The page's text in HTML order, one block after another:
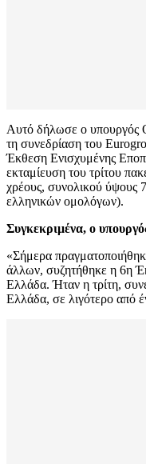
Αυτό δήλωσε ο υπουργός
τη συνεδρίαση του
Έκθεση Ενισχυμένης
εκταμίευση του τρίτου
χρέους, συνολικού ύψους
ελληνικών ομολόγων).
Συγκεκριμένα, ο
«Σήμερα
άλλων, συζητήθηκε η 6η
Ελλάδα. Ήταν η τρίτη,
Ελλάδα, σε λιγότερο από